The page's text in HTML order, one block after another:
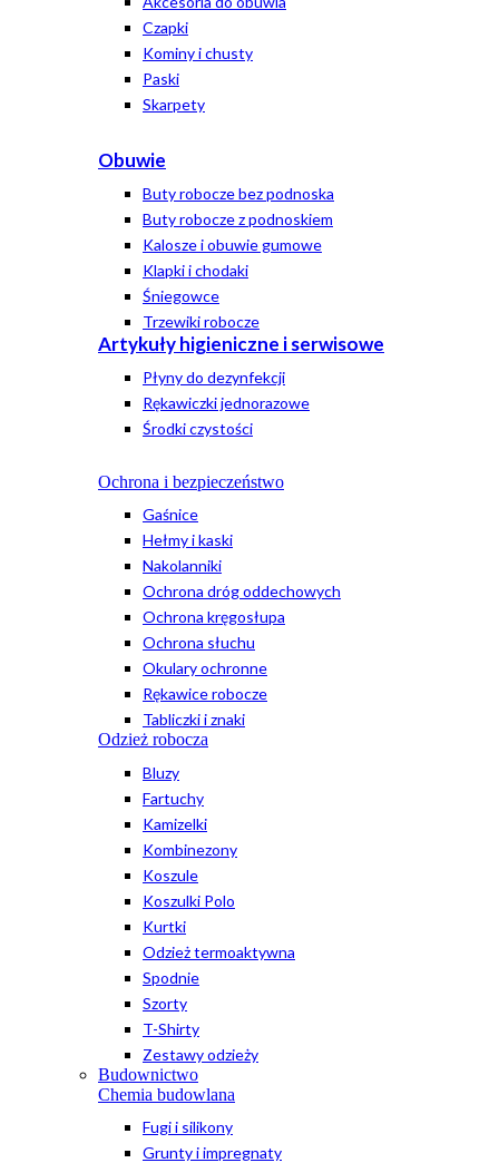
Czapki
Kominy i chusty
Paski
Skarpety
Obuwie
Buty robocze bez podnoska
Buty robocze z podnoskiem
Kalosze i obuwie gumowe
Klapki i chodaki
Śniegowce
Trzewiki robocze
Artykuły higieniczne i serwisowe
Płyny do dezynfekcji
Rękawiczki jednorazowe
Środki czystości
Ochrona i bezpieczeństwo
Gaśnice
Hełmy i kaski
Nakolanniki
Ochrona dróg oddechowych
Ochrona kręgosłupa
Ochrona słuchu
Okulary ochronne
Rękawice robocze
Tabliczki i znaki
Odzież robocza
Bluzy
Fartuchy
Kamizelki
Kombinezony
Koszule
Koszulki Polo
Kurtki
Odzież termoaktywna
Spodnie
Szorty
T-Shirty
Zestawy odzieży
Budownictwo
Chemia budowlana
Fugi i silikony
Grunty i impregnaty